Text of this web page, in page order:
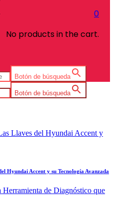
0
No products in the cart.
Botón de búsqueda
Botón de búsqueda
Hyundai Accent y su Tecnología Avanzada